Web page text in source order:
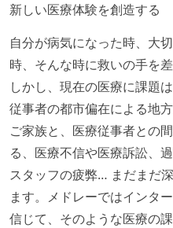
技術カルチャー
CTO またはそれに準じ
化を行う役割の人・部
取締役（社内）または
ング部門の人間が経営
エンジニアが自発的に
スに登壇している
Slack等で、最新技術の
している
新しい医療体験を創造する
自分が病気になった時、大
時、そんな時に救いの手を
しかし、現在の医療に課題
従事者の都市偏在による地
ご家族と、医療従事者との
る、医療不信や医療訴訟、
スタッフの疲弊… まだまだ
ます。メドレーではインタ
信じて、そのような医療の